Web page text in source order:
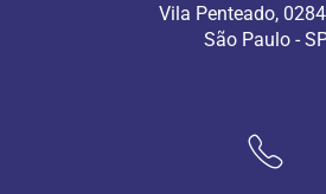
Vila Penteado,
São Paulo -